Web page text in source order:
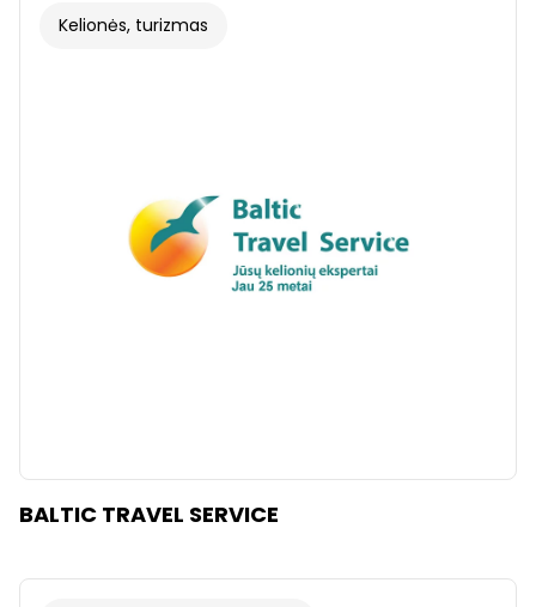
Kelionės, turizmas
BALTIC TRAVEL SERVICE